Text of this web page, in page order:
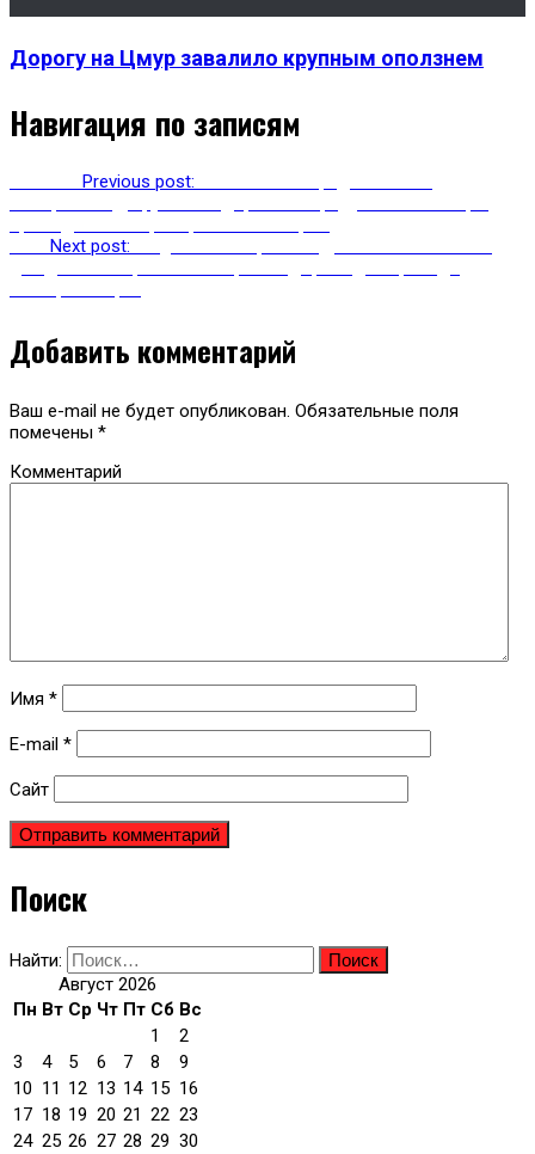
Дорогу на Цмур завалило крупным оползнем
Навигация по записям
Previous post:
Next post:
Добавить комментарий
Ваш e-mail не будет опубликован. Обязательные поля
помечены *
Комментарий
Имя *
E-mail *
Сайт
Поиск
Найти:
Август 2026
Пн Вт Ср Чт Пт Сб Вс
1
2
3
4 5 6 7 8
9
10 11 12 13 14 15 16
17 18 19 20 21 22 23
24 25 26 27 28 29 30